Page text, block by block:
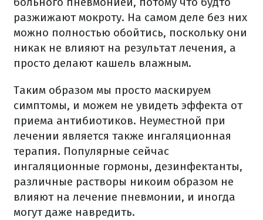
разжижают мокроту. На самом деле без них
можно полностью обойтись, поскольку они
никак не влияют на результат лечения, а
просто делают кашель влажным.
Таким образом мы просто маскируем
симптомы, и можем не увидеть эффекта от
приема антибиотиков. Неуместной при
лечении является также ингаляционная
терапия. Популярные сейчас
ингаляционные гормоны, дезинфектанты,
различные растворы никоим образом не
влияют на лечение пневмонии, и иногда
могут даже навредить.